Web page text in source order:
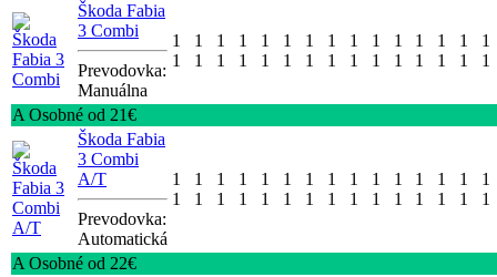
Škoda Fabia
3 Combi
Prevodovka:
Manuálna
1
1
1
1
1
1
1
1
1
1
1
1
1
1
1
1
1
1
1
1
1
1
1
1
1
1
1
1
1
1
A Osobné od 21€
Škoda Fabia
3 Combi
A/T
Prevodovka:
Automatická
1
1
1
1
1
1
1
1
1
1
1
1
1
1
1
1
1
1
1
1
1
1
1
1
1
1
1
1
1
1
A Osobné od 22€